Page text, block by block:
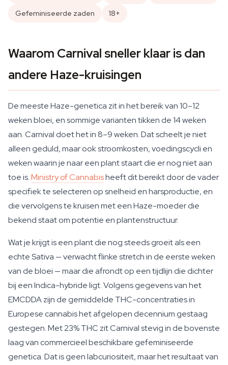
Gefeminiseerde zaden
18+
Waarom Carnival sneller klaar is dan
andere Haze-kruisingen
De meeste Haze-genetica zit in het bereik van 10–12
weken bloei, en sommige varianten tikken de 14 weken
aan. Carnival doet het in 8–9 weken. Dat scheelt je niet
alleen geduld, maar ook stroomkosten, voedingscycli en
weken waarin je naar een plant staart die er nog niet aan
toe is.Ministry of Cannabisheeft dit bereikt door de vader
specifiek te selecteren op snelheid en harsproductie, en
die vervolgens te kruisen met een Haze-moeder die
bekend staat om potentie en plantenstructuur.
Wat je krijgt is een plant die nog steeds groeit als een
echte Sativa — verwacht flinke stretch in de eerste weken
van de bloei — maar die afrondt op een tijdlijn die dichter
bij een Indica-hybride ligt. Volgens gegevens van het
EMCDDA zijn de gemiddelde THC-concentraties in
Europese cannabis het afgelopen decennium gestaag
gestegen. Met 23% THC zit Carnival stevig in de bovenste
laag van commercieel beschikbare gefeminiseerde
genetica. Dat is geen labcuriositeit, maar het resultaat van